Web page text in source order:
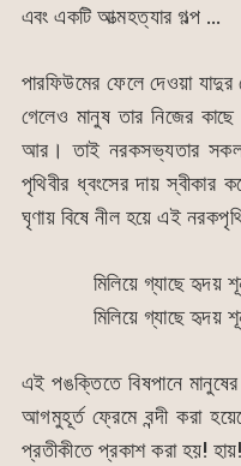
এবং একটি আত্মহত্যার গল্প …
পারফিউমের ফেলে দেওয়া
গেলেও মানুষ তার নিজের
আর। তাই নরকসভ্যতার সকল
পৃথিবীর ধ্বংসের দায় স্বীকার
ঘৃণায় বিষে নীল হয়ে এই
মিলিয়ে গ্যাছে হৃদয়
মিলিয়ে গ্যাছে হৃদয়
এই পঙক্তিতে বিষপানে
আগমুহূর্ত ফ্রেমে বন্দী করা
প্রতীকীতে প্রকাশ করা হয়! হায়!